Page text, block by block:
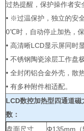
过热提醒，保护操作者安
• ※过温保护，独立的安
0℃时，自动停止加热，保
• 高清晰LCD显示屏同时
• 不锈钢陶瓷涂层工作盘
• 全封闭铝合金外壳，散
• 有多种附件相适配。
LCD数控加热型四通道
数：
盘面尺寸
Φ135mm（